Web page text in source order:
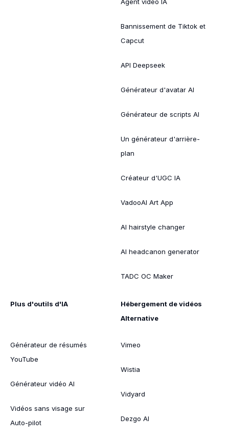
Bannissement de Tiktok et
Capcut
API Deepseek
Générateur d'avatar AI
Générateur de scripts AI
Un générateur d'arrière-
plan
Créateur d'UGC IA
VadooAI Art App
AI hairstyle changer
AI headcanon generator
TADC OC Maker
Plus d'outils d'IA
Générateur de résumés
YouTube
Générateur vidéo AI
Vidéos sans visage sur
Auto-pilot
Hébergement de vidéos
Alternative
Vimeo
Wistia
Vidyard
Dezgo AI